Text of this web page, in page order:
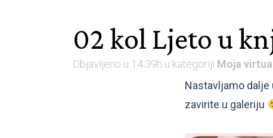
02 kol Ljeto u
Objavljeno u 14:39h u kategoriji Moja
Nastavljamo dalje
zavirite u galeriju